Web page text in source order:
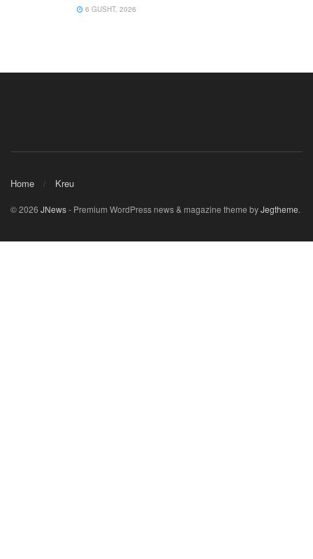
6 GUSHT, 2026
Home Kreu
© 2026 JNews- Premium WordPress news & magazine theme byJegtheme.